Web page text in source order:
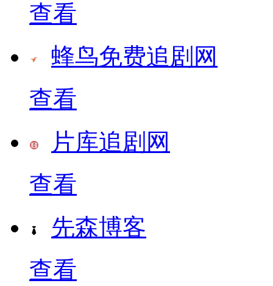
查看
蜂鸟免费追剧网
查看
片库追剧网
查看
先森博客
查看